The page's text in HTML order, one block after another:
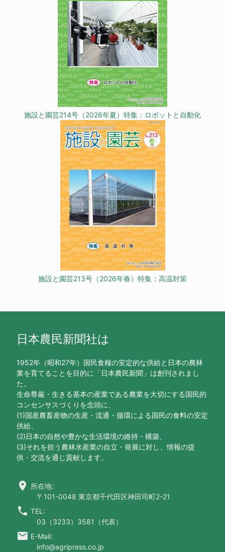
施設と園芸214号（2026年夏）特集：ロボットと自動化
施設と園芸213号（2026年春）特集：高温対策
日本農民新聞社は
1952年（昭和27年）国民食糧の安定的な供給と日本の農林
業を育てることを目的に「日本農民新聞」は創刊されまし
た。
生命尊厳・生きる基本の産業である農業を大切にする国民的
コンセンサスづくりを念頭に、
(1)国産農畜産物の生産・流通・循環による国民の食料の安定
供給、
(2)日本の自然や豊かな生活環境の維持・構築、
(3)それを担う農林水産業の自立・発展に対し、情報の提
供・交流を通じ貢献します。
location_on 所在地:
〒101-0048 東京都千代田区神田司町2-21
call TEL:
03（3233）3581（代表）
email E-Mail:
info@agripress.co.jp